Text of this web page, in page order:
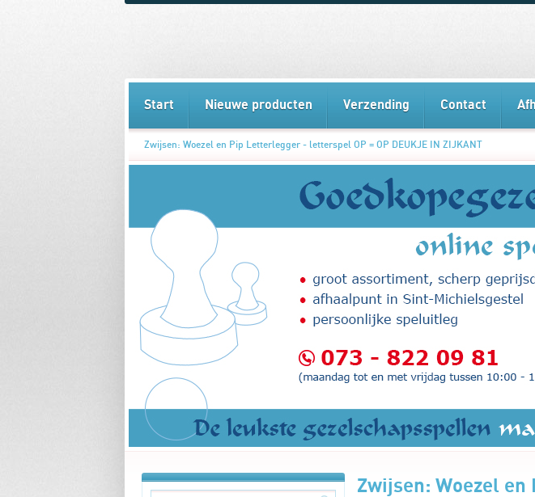
Start Nieuwe producten Verzending Contact
Zwijsen: Woezel en Pip Letterlegger - letterspel OP = OP DEUKJE IN ZIJKANT
Zwijsen: Woezel en